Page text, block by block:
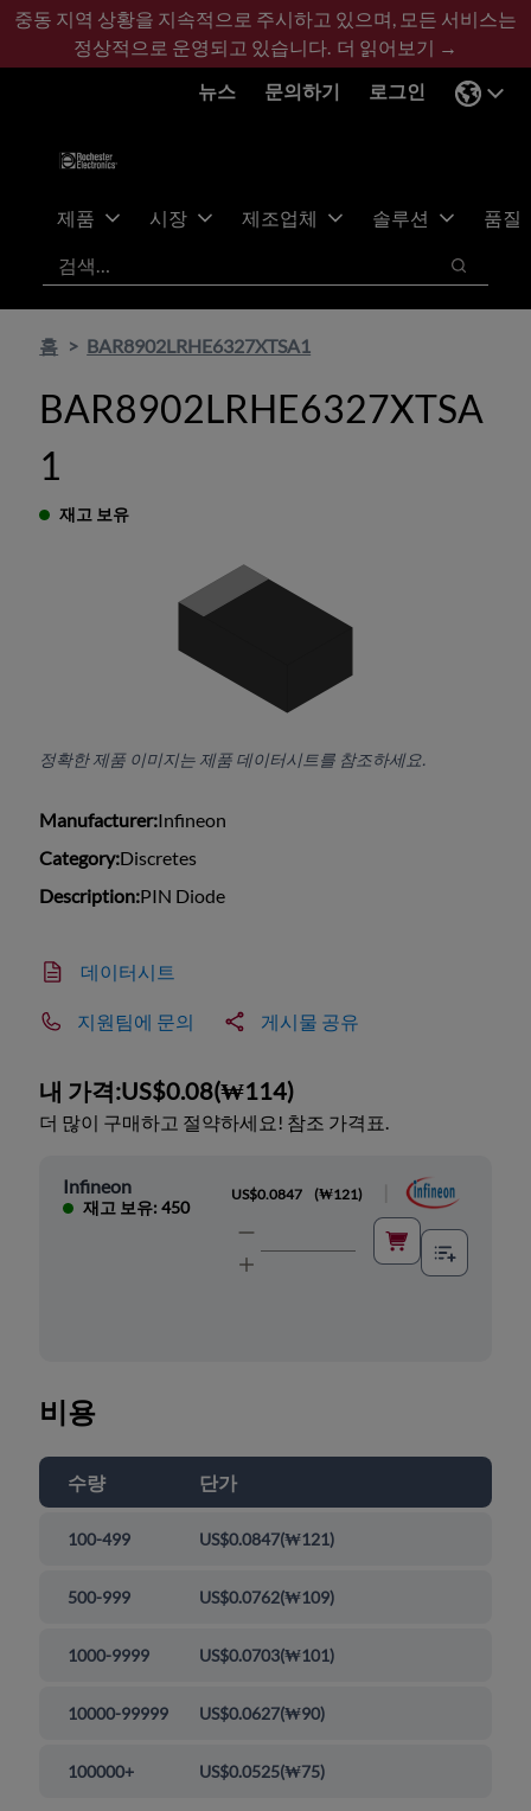
기
콘
바
글
중동 지역 상황을 지속적으로 주시하고 있으며, 모든 서비스는
정상적으로 운영되고 있습니다. 더 읽어보기 →
뉴스
문의하기 로그인
제품 시장 제조업체 솔루션
품질
검색
검색
홈 BAR8902LRHE6327XTSA1
BAR8902LRHE6327XTSA
1
재고 보유
정확한 제품 이미지는 제품 데이터시트를 참조하세요.
Manufacturer:Infineon
Category:Discretes
Description:PIN Diode
데이터시트
지원팀에 문의 게시물 공유
내 가격:US$0.08(₩114)
더 많이 구매하고 절약하세요! 참조 가격표.
Infineon
재고 보유: 450
US$0.0847 (₩121)
비용
수량 단가
100-499 US$0.0847(₩121)
500-999 US$0.0762(₩109)
1000-9999 US$0.0703(₩101)
10000-99999 US$0.0627(₩90)
100000+ US$0.0525(₩75)